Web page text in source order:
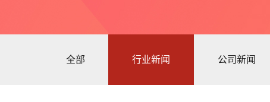
全部 行业新闻 公司新闻